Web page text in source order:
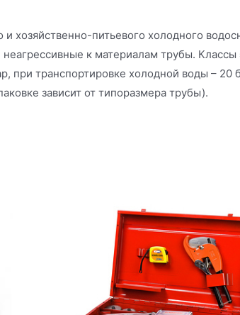
хозяйственно-питьевого холодного
к материалам трубы.
при транспортировке холодной воды – 20
зависит от типоразмера трубы).